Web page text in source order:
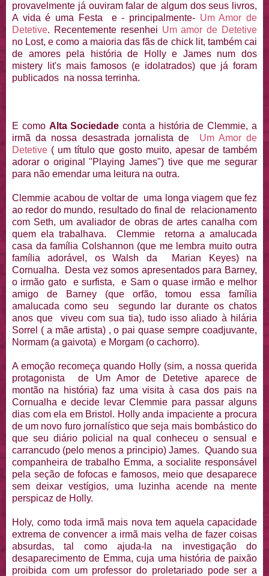
provavelmente já ouviram falar de algum dos seus livros,
A vida é uma Festa e - principalmente- Um Amor de
Detetive. Recentemente resenhei Um amor de Detetive
no Lost, e como a maioria das fãs de chick lit, também cai
de amores pela história de Holly e James num dos
mistery lit's mais famosos (e idolatrados) que já foram
publicados na nossa terrinha.
E como Alta Sociedade conta a história de Clemmie, a
irmã da nossa desastrada jornalista de Um Amor de
Detetive ( um título que gosto muito, apesar de também
adorar o original "Playing James") tive que me segurar
para não emendar uma leitura na outra.
Clemmie acabou de voltar de uma longa viagem que fez
ao redor do mundo, resultado do final de relacionamento
com Seth, um avaliador de obras de artes canalha com
quem ela trabalhava. Clemmie retorna a amalucada
casa da família Colshannon (que me lembra muito outra
família adorável, os Walsh da Marian Keyes) na
Cornualha. Desta vez somos apresentados para Barney,
o irmão gato e surfista, e Sam o quase irmão e melhor
amigo de Barney (que orfão, tomou essa família
amalucada como seu segundo lar durante os chatos
anos que viveu com sua tia), tudo isso aliado à hilária
Sorrel ( a mãe artista) , o pai quase sempre coadjuvante,
Normam (a gaivota) e Morgam (o cachorro).
A emoção recomeça quando Holly (sim, a nossa querida
protagonista de Um Amor de Detetive aparece de
montão na história) faz uma visita à casa dos pais na
Cornualha e decide levar Clemmie para passar alguns
dias com ela em Bristol. Holly anda impaciente a procura
de um novo furo jornalístico que seja mais bombástico do
que seu diário policial na qual conheceu o sensual e
carrancudo (pelo menos a principio) James. Quando sua
companheira de trabalho Emma, a socialite responsável
pela seção de fofocas e famosos, meio que desaparece
sem deixar vestígios, uma luzinha acende na mente
perspicaz de Holly.
Holy, como toda irmã mais nova tem aquela capacidade
extrema de convencer a irmã mais velha de fazer coisas
absurdas, tal como ajuda-la na investigação do
desaparecimento de Emma, cuja uma história de paixão
proibida com um professor do proletariado pode ser a